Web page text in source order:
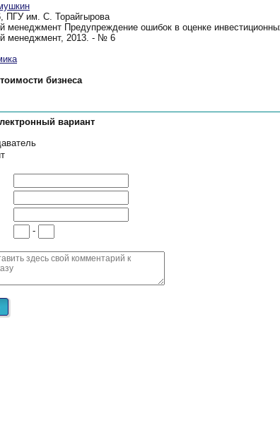
ПГУ им. С. Торайгырова
менеджмент Предупреждение ошибок в оценке
менеджмент, 2013. - № 6
бизнеса
вариант
-